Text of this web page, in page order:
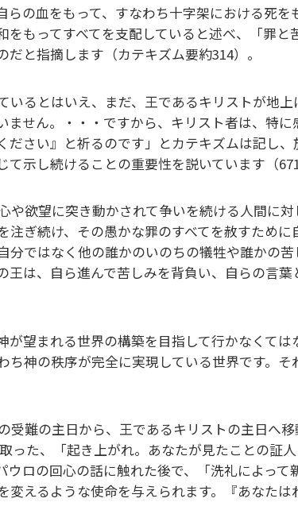
の血をもって、すなわち十字架における死を
もってすべてを支配していると述べ、「罪と
と指摘します（カテキズム要約314）。
いるとはいえ、まだ、王であるキリストが地
せん。・・・ですから、キリスト者は、特に
ださい』と祈るのです」とカテキズムは記し
示し続けることの重要性を説いています（671
欲望に突き動かされて争いを続ける人間に対
注ぎ続け、その愚かな罪のすべてを赦すために
ではなく他の誰かのいのちの犠牲や誰かの苦
は、自ら進んで苦しみを背負い、自らの言葉
望まれる世界の構築を目指して行かなくては
神の秩序が完全に実現している世界です。
受難の主日から、王であるキリストの主日へ
た、「起き上がれ。あなたが見たことの証人
ロの回心の話に触れた後で、「洗礼によって
えるような使命を与えられます。『あなたは